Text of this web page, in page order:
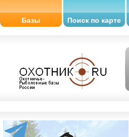
Базы Поиск по карте